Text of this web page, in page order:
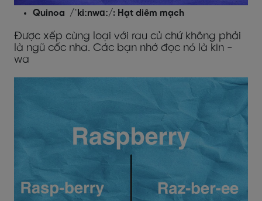
Quinoa /ˈkiːnwɑː/: Hạt diêm mạch
Được xếp cùng loại với rau củ chứ không phải
là ngũ cốc nha. Các bạn nhớ đọc nó là kin -
wa